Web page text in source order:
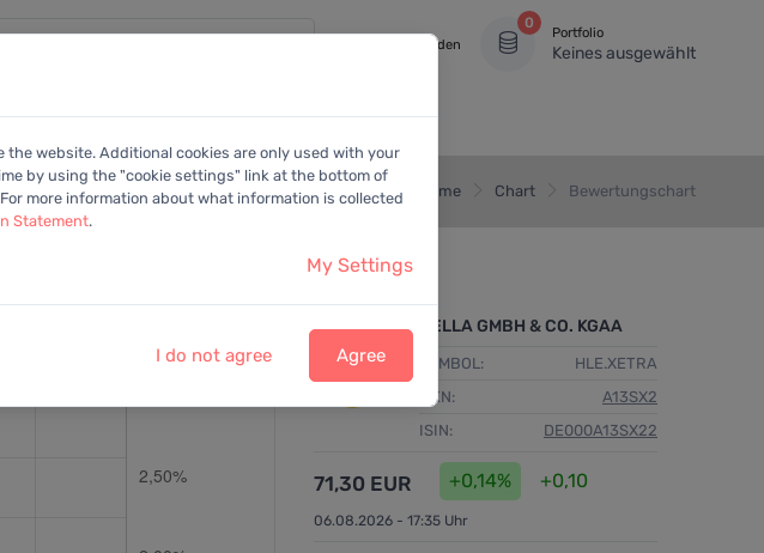
Anmelden
0
Portfolio
Keines ausgewählt
Mitglied
Home Chart Bewertungschart
HELLA GMBH & CO. KGAA
SYMBOL:
HLE.XETRA
WKN:
A13SX2
ISIN:
DE000A13SX22
71,30 EUR +0,14% +0,10
06.08.2026 - 17:35 Uhr
website. Additional cookies are only used with your
by using the "cookie settings" link at the bottom of
more information about what information is collected
Statement.
My Settings
I do not agree Agree